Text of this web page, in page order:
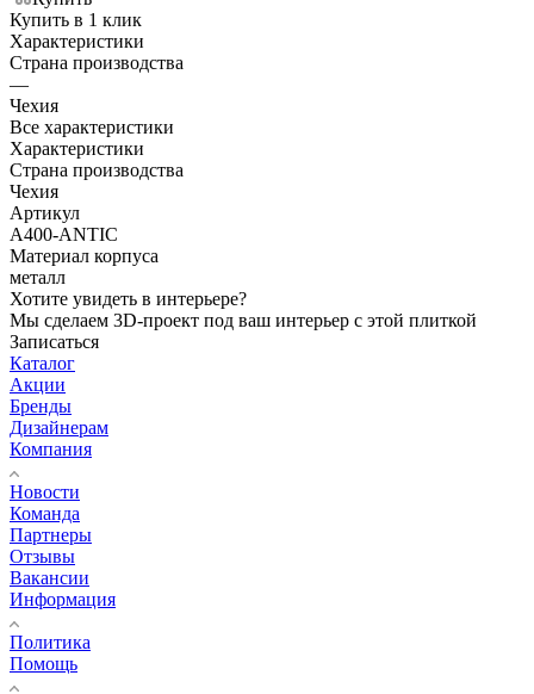
Купить в 1 клик
Характеристики
Страна производства
—
Чехия
Все характеристики
Характеристики
Страна производства
Чехия
Артикул
A400-ANTIC
Материал корпуса
металл
Хотите увидеть в интерьере?
Мы сделаем 3D-проект под ваш интерьер с этой плиткой
Записаться
Каталог
Акции
Бренды
Дизайнерам
Компания
Новости
Команда
Партнеры
Отзывы
Вакансии
Информация
Политика
Помощь